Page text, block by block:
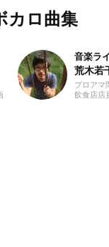
カロ曲集
音楽ラ
荒木若
プロアマ
飲食店店